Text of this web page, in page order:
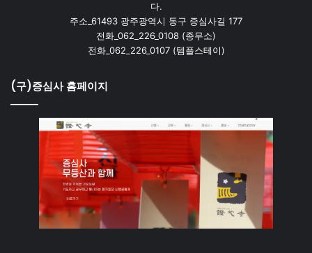
다.
주소_61493 광주광역시 동구 증심사길 177
전화_062_226_0108 (종무소)
전화_062_226_0107 (템플스테이)
(구)증심사 홈페이지